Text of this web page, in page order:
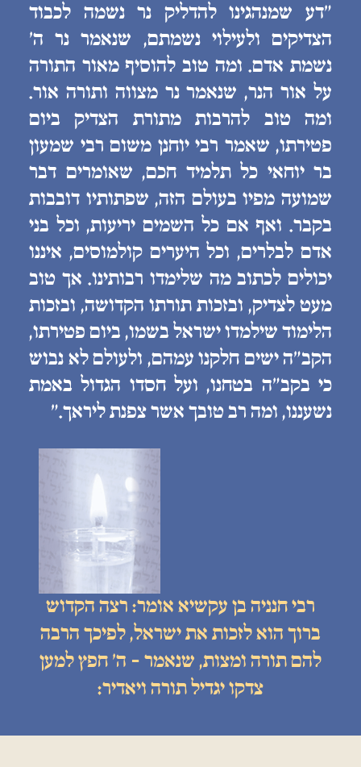
״דע שמנהגינו להדליק נר נשמה לכבוד
הצדיקים ולעילוי נשמתם, שנאמר נר ה׳
נשמת אדם. ומה טוב להוסיף מאור התורה
על אור הנר, שנאמר נר מצווה ותורה אור.
ומה טוב להרבות מתורת הצדיק ביום
פטירתו, שאמר רבי יוחנן משום רבי שמעון
בר יוחאי כל תלמיד חכם, שאומרים דבר
שמועה מפיו בעולם הזה, שפתותיו דובבות
בקבר. ואף אם כל השמים יריעות, וכל בני
אדם לבלרים, וכל היערים קולמוסים, איננו
יכולים לכתוב מה שלימדו רבותינו. אך טוב
מעט לצדיק, ובזכות תורתו הקדושה, ובזכות
הלימוד שילמדו ישראל בשמו, ביום פטירתו,
הקב״ה ישים חלקנו עמהם, ולעולם לא נבוש
כי בקב״ה בטחנו, ועל חסדו הגדול באמת
נשעננו, ומה רב טובך אשר צפנת ליראך.״
רבי חנניה בן עקשיא אומר: רצה הקדוש
ברוך הוא לזכות את ישראל, לפיכך הרבה
להם תורה ומצות, שנאמר - ה׳ חפץ למען
צדקו יגדיל תורה ויאדיר: